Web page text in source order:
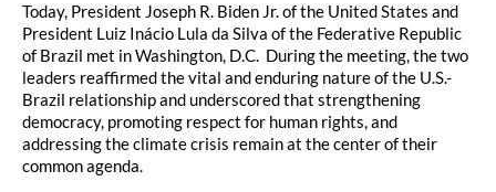
Today, President Joseph R. Biden Jr. of the United States and
President Luiz Inácio Lula da Silva of the Federative Republic
of Brazil met in Washington, D.C. During the meeting, the two
leaders reaffirmed the vital and enduring nature of the U.S.-
Brazil relationship and underscored that strengthening
democracy, promoting respect for human rights, and
addressing the climate crisis remain at the center of their
common agenda.